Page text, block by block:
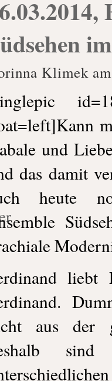
Klimek
und
das damit
heute
aus der